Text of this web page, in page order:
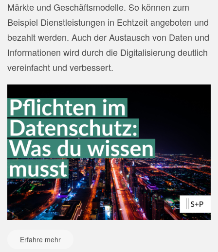
Märkte und Geschäftsmodelle. So können zum
Beispiel Dienstleistungen in Echtzeit angeboten und
bezahlt werden. Auch der Austausch von Daten und
Informationen wird durch die Digitalisierung deutlich
vereinfacht und verbessert.
Erfahre mehr